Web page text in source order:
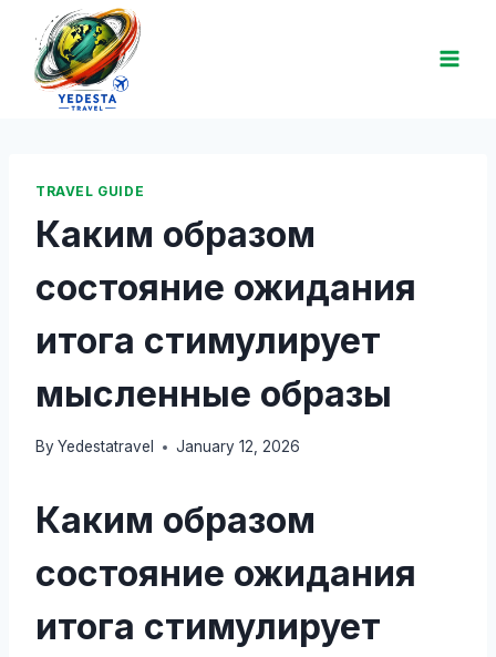
TRAVEL GUIDE
Каким образом
состояние ожидания
итога стимулирует
мысленные образы
By Yedestatravel January 12, 2026
Каким образом
состояние ожидания
итога стимулирует